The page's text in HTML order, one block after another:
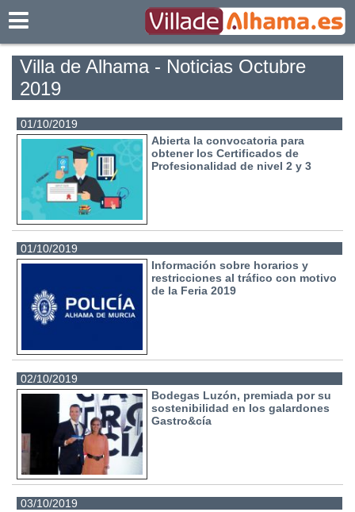
Villa de Alhama - Noticias Octubre
2019
01/10/2019
Abierta la convocatoria para
obtener los Certificados de
Profesionalidad de nivel 2 y 3
01/10/2019
Información sobre horarios y
restricciones al tráfico con motivo
de la Feria 2019
02/10/2019
Bodegas Luzón, premiada por su
sostenibilidad en los galardones
Gastro&cía
03/10/2019